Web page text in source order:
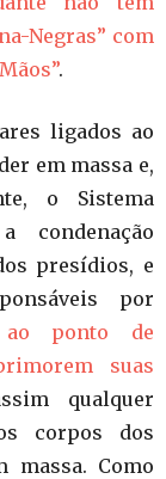
Negras” com
.
ligados ao
em massa e,
o Sistema
condenação
presídios, e
por
ao ponto de
suas
qualquer
corpos dos
massa. Como